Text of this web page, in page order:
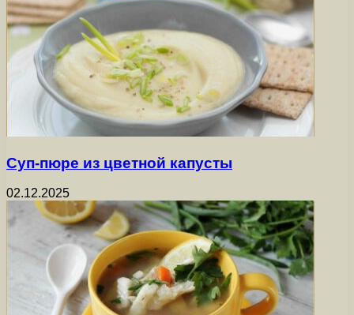
Суп-пюре из цветной капусты
02.12.2025